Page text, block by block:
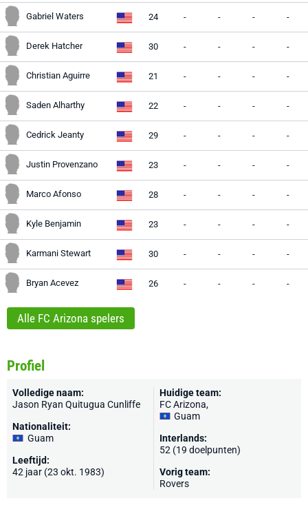
Gabriel Waters 24 - - - -
Derek Hatcher 30 - - - -
Christian Aguirre 21 - - - -
Saden Alharthy 22 - - - -
Cedrick Jeanty 29 - - - -
Justin Provenzano 23 - - - -
Marco Afonso 28 - - - -
Kyle Benjamin 23 - - - -
Karmani Stewart 30 - - - -
Bryan Acevez 26 - - - -
Alle FC Arizona spelers
Profiel
Volledige naam:
Jason Ryan Quitugua Cunliffe
Nationaliteit:
Guam
Leeftijd:
42 jaar (23 okt. 1983)
Huidige team:
FC Arizona,
Guam
Interlands:
52 (19 doelpunten)
Vorig team:
Rovers